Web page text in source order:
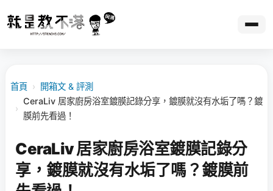
首頁 › 開箱文 & 評測
›
CeraLiv 居家廚房浴室鍍膜記錄分享，鍍膜就沒有水垢了嗎？鍍
膜前先看過！
CeraLiv 居家廚房浴室鍍膜記錄分
享，鍍膜就沒有水垢了嗎？鍍膜前